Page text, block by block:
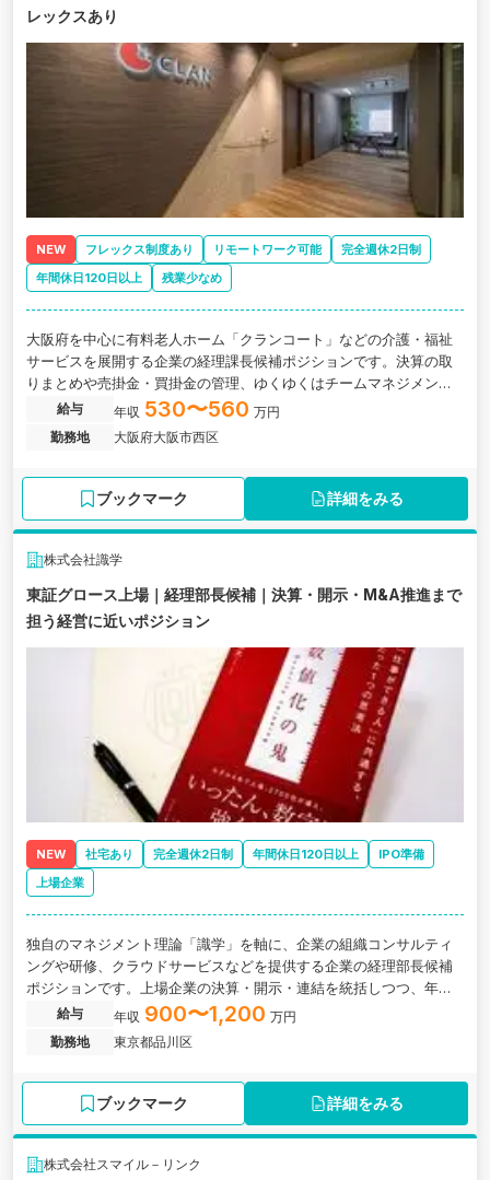
レックスあり
NEW フレックス制度あり リモートワーク可能
完全週休2日制
年間休日120日以上
残業少なめ
大阪府を中心に有料老人ホーム「クランコート」などの介護・福祉
サービスを展開する企業の経理課長候補ポジションです。決算の取
りまとめや売掛金・買掛金の管理、ゆくゆくはチームマネジメント
などもお任せします。
給与 年収 530〜560 万円
勤務地
大阪府大阪市西区
ブックマーク 詳細をみる
株式会社識学
東証グロース上場｜経理部長候補｜決算・開示・M&A推進まで
担う経営に近いポジション
NEW 社宅あり 完全週休2日制 年間休日120日以上
IPO準備
上場企業
独自のマネジメント理論「識学」を軸に、企業の組織コンサルティ
ングや研修、クラウドサービスなどを提供する企業の経理部長候補
ポジションです。上場企業の決算・開示・連結を統括しつつ、年間
複数件進むM&AのPMIや子会社管理にも参画していただきます。
給与 年収 900〜1,200 万円
勤務地
東京都品川区
ブックマーク 詳細をみる
株式会社スマイル－リンク